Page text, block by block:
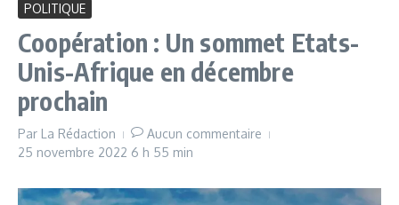
POLITIQUE
Coopération : Un sommet Etats-
Unis-Afrique en décembre
prochain
Par La Rédaction
Aucun commentaire
25 novembre 2022 6 h 55 min